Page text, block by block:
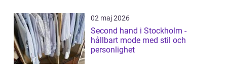
02 maj 2026
Second hand i Stockholm -
hållbart mode med stil och
personlighet